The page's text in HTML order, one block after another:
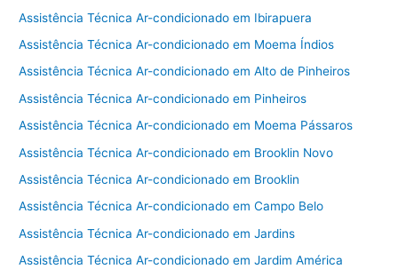
Assistência Técnica Ar-condicionado em Ibirapuera
Assistência Técnica Ar-condicionado em Moema Índios
Assistência Técnica Ar-condicionado em Alto de Pinheiros
Assistência Técnica Ar-condicionado em Pinheiros
Assistência Técnica Ar-condicionado em Moema Pássaros
Assistência Técnica Ar-condicionado em Brooklin Novo
Assistência Técnica Ar-condicionado em Brooklin
Assistência Técnica Ar-condicionado em Campo Belo
Assistência Técnica Ar-condicionado em Jardins
Assistência Técnica Ar-condicionado em Jardim América